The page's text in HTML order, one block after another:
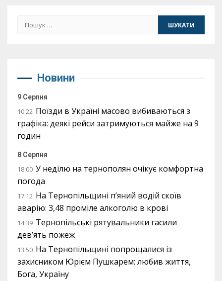
Пошук:
Новини
9 Серпня
10:22 Поїзди в Україні масово вибиваються з
графіка: деякі рейси затримуються майже на 9
годин
8 Серпня
18:00 У неділю на тернополян очікує комфортна
погода
17:12 На Тернопільщині п’яний водій скоїв
аварію: 3,48 проміле алкоголю в крові
14:39 Тернопільські рятувальники гасили
дев’ять пожеж
13:50 На Тернопільщині попрощалися із
захисником Юрієм Пушкарем: любив життя,
Бога, Україну